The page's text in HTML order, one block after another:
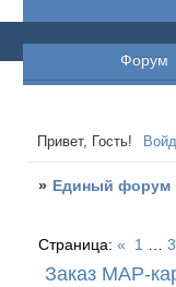
Форум
Привет, Гость!
» Единый форум
Заказ МАР-
Страница:« 1